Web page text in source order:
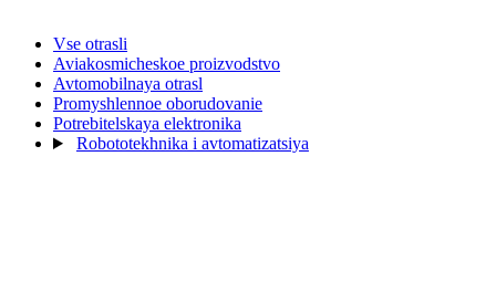
Vse otrasli
Aviakosmicheskoe proizvodstvo
Avtomobilnaya otrasl
Promyshlennoe oborudovanie
Potrebitelskaya elektronika
Robototekhnika i avtomatizatsiya